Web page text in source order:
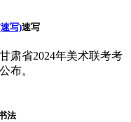
写)速写
肃省2024年美术联考考
布。
法